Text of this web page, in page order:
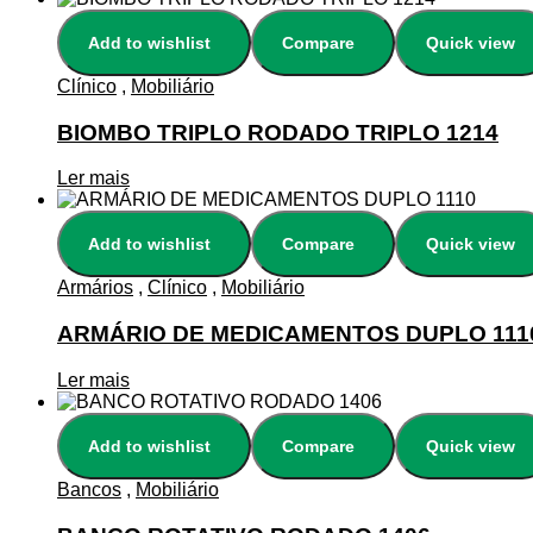
Add to wishlist Compare Quick view
Clínico , Mobiliário
BIOMBO TRIPLO RODADO TRIPLO 1214
Ler mais
Add to wishlist Compare Quick view
Armários , Clínico , Mobiliário
ARMÁRIO DE MEDICAMENTOS DUPLO
Ler mais
Add to wishlist Compare Quick view
Bancos , Mobiliário